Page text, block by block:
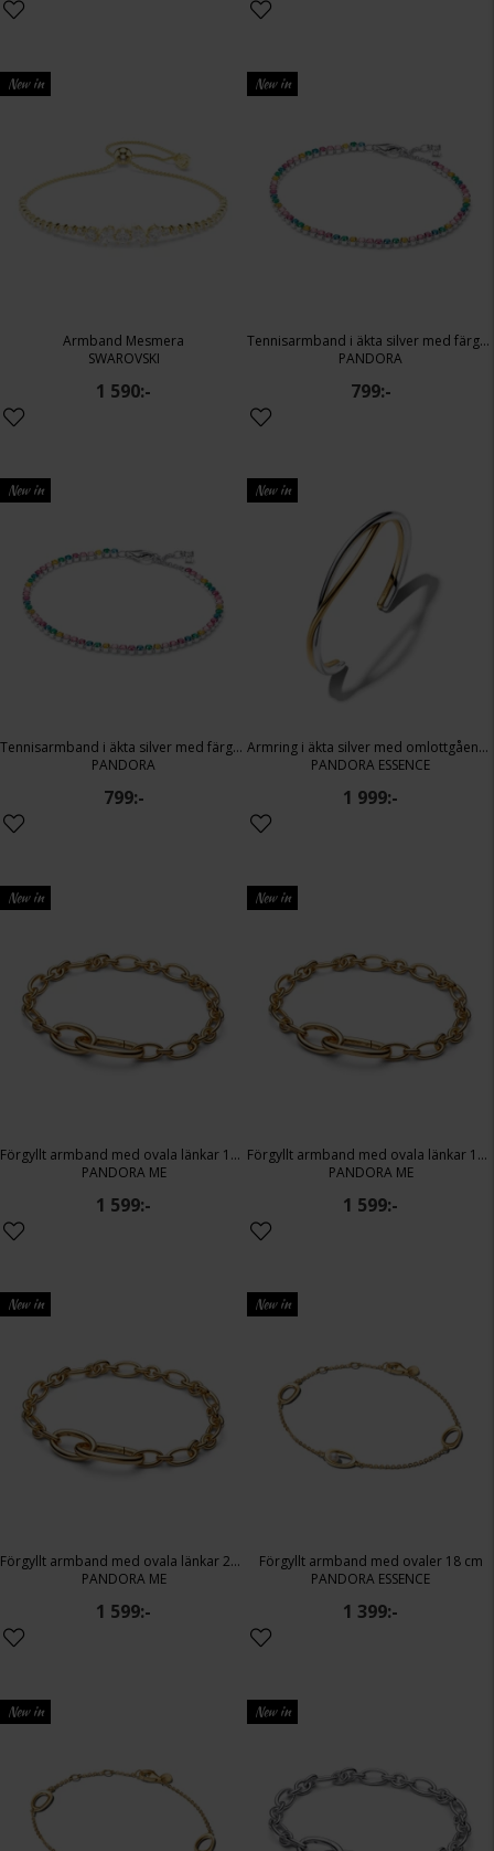
New in
Armband Mesmera
SWAROVSKI
1 590:-
New in
Tennisarmband i äkta silver med färgade stenar 18 cm
PANDORA
799:-
New in
Tennisarmband i äkta silver med färgade stenar 20 cm
PANDORA
799:-
New in
Armring i äkta silver med omlottgående band
PANDORA ESSENCE
1 999:-
New in
Förgyllt armband med ovala länkar 16 cm
PANDORA ME
1 599:-
New in
Förgyllt armband med ovala länkar 17,5 cm
PANDORA ME
1 599:-
New in
Förgyllt armband med ovala länkar 20 cm
PANDORA ME
1 599:-
New in
Förgyllt armband med ovaler 18 cm
PANDORA ESSENCE
1 399:-
New in New in